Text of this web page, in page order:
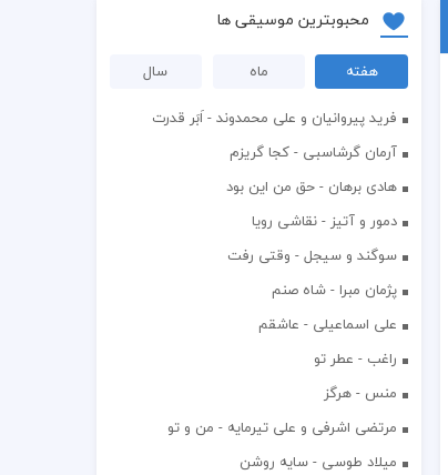
محبوبترین موسیقی ها
هفته ماه
سال
فرید پیروانیان و علی محمدوند - اَبَر قدرت
آرمان گرشاسبی - کجا گریزم
هادی برهان - حق من این بود
دمور و آتیز - نقاشی رویا
سوگند و سیجل - وقتی رفت
پژمان مبرا - شاه صنم
علی اسماعیلی - عاشقم
راغب - عطر تو
منس - هرگز
مرتضی اشرفی و علی تیرمایه - من و تو
میلاد طوسی - سایه روشن